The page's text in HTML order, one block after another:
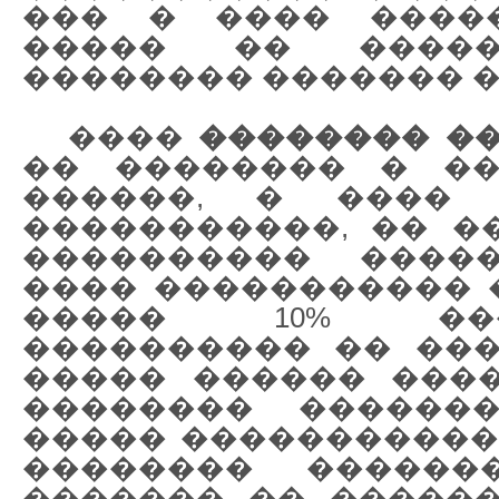
��� � ����
����� ��
�������� �������
���� ��������
�� �������� �
������, � ����
�����������, ��
����������
���� �����������
����� 10%
���������� ��
����� ������
��������
�����
��������